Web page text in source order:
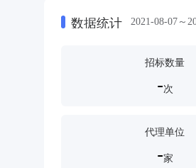
数据统计 2021-08-07～
招标数量
-次
代理单位
-家